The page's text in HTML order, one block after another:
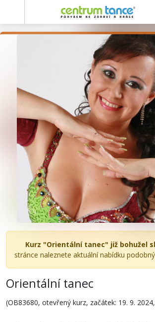
Kurz "Orientální tanec" již bohužel
stránce naleznete aktuální nabídku
Orientální tanec
(OB83680, otevřený kurz, začátek: 19. 9.